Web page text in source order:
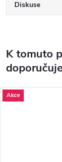
Diskuse
K tomuto
Akce